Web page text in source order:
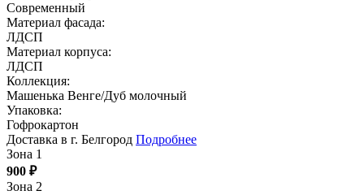
Современный
Материал фасада:
ЛДСП
Материал корпуса:
ЛДСП
Коллекция:
Машенька Венге/Дуб молочный
Упаковка:
Гофрокартон
Доставка в г. Белгород Подробнее
Зона 1
900 ₽
Зона 2